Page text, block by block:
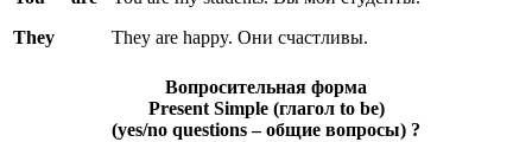
They
They are happy. Они счастливы.
Вопросительная форма
Present Simple (глагол to be)
(yes/no questions – общие вопросы) ?